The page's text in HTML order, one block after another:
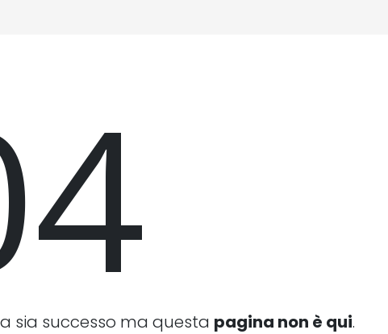
sia successo ma questa pagina non è qui.